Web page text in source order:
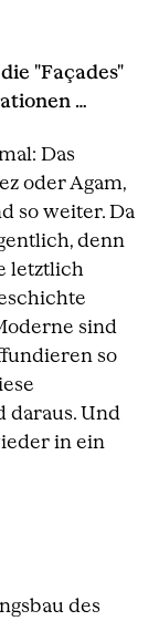
"Façades"
…
Das
oder Agam,
so weiter. Da
denn
letztlich
sind
so
daraus. Und
in ein
des